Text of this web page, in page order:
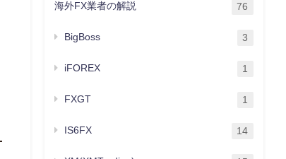
海外FX業者の解説 76
BigBoss 3
iFOREX 1
FXGT 1
IS6FX 14